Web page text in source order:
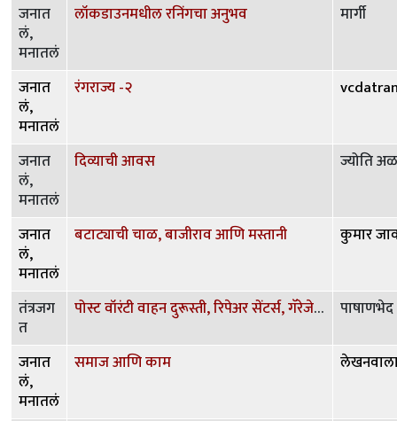
जनात
लं,
मनातलं
लॉकडाउनमधील रनिंगचा अनुभव मार्गी
जनात
लं,
मनातलं
रंगराज्य -२
जनात
लं,
मनातलं
दिव्याची आवस ज्योति
जनात
लं,
मनातलं
बटाट्याची चाळ, बाजीराव आणि मस्तानी कुमार
तंत्रजग
त
पोस्ट वॉरंटी वाहन दुरूस्ती, रिपेअर सेंटर्स, गॅरेजेस इत्यादी बाबत चर्चा पाषाणभेद
जनात
लं,
मनातलं
समाज आणि काम